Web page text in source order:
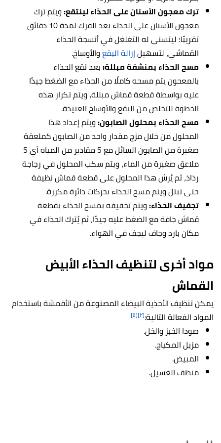
ترك معجون الأسنان على الحذاء لينتقع:ويتم ترك
معجون الأسنان على الحذاء بعد الفرك لمدة 10 دقائق
تقريبًا؛ ليتسنى له التغلغل في أنسجة الحذاء
القماشي، لتسهيلإزالة البقعوالأوساخ.
مسح الحذاء بمنشفة مبللة:بعد نقع الحذاء
بالمعحون يتم مسحه كاملًا من الحذاء مع الضغط جيدًا
عليه بواسطة قطعة قماش مبللة، ويتم تكرار هذه
الخطوة للتخلص من البقع والأوساخ العنيدة.
مسح الحذاء بمحلول الصابون:ويتم إعداد هذا
المحلول من خلال مزج مقدار واحد من الصابون كملعقة
صغيرة من الصابون السائل مع 5 مقادير من المياه أي 5
ملاعق صغيرة من الماء، ويتم سكب المحلول في زجاجة
رذاذ، ثم يُرش هذا المحلول على قطعة قماش نظيفة
حتى تبتل ويتم مسح الحذاء بحركات دائرة مكررة.
تجفيف الحذاء:ويتم تجفيفه بمسح الحذاء بقطعة
قماش جافة مع الضغط عليه جيدًا، ثم يُترك الحذاء في
مكان بارد وجاف ليجف في الهواء.
مواد أخرى لتنظيف الحذاء الأبيض
القماش
يمكن تنظيف الأحذية البيضاء المصنوعة من الأقمشة باستخدام
المواد الفعالة التالية:[٢] [٤]
صودا الخبز والخل.
مزيل المكياج.
المبيض.
منظف الغسيل.